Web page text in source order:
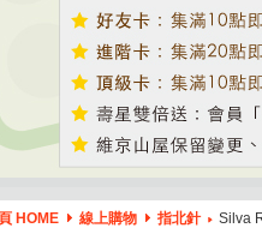
HOME 線上購物 指北針 Silva